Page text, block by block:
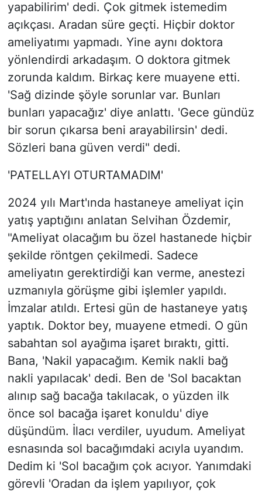
yapabilirim' dedi. Çok gitmek istemedim
açıkçası. Aradan süre geçti. Hiçbir doktor
ameliyatımı yapmadı. Yine aynı doktora
yönlendirdi arkadaşım. O doktora gitmek
zorunda kaldım. Birkaç kere muayene etti.
'Sağ dizinde şöyle sorunlar var. Bunları
bunları yapacağız' diye anlattı. 'Gece gündüz
bir sorun çıkarsa beni arayabilirsin' dedi.
Sözleri bana güven verdi" dedi.
'PATELLAYI OTURTAMADIM'
2024 yılı Mart'ında hastaneye ameliyat için
yatış yaptığını anlatan Selvihan Özdemir,
"Ameliyat olacağım bu özel hastanede hiçbir
şekilde röntgen çekilmedi. Sadece
ameliyatın gerektirdiği kan verme, anestezi
uzmanıyla görüşme gibi işlemler yapıldı.
İmzalar atıldı. Ertesi gün de hastaneye yatış
yaptık. Doktor bey, muayene etmedi. O gün
sabahtan sol ayağıma işaret bıraktı, gitti.
Bana, 'Nakil yapacağım. Kemik nakli bağ
nakli yapılacak' dedi. Ben de 'Sol bacaktan
alınıp sağ bacağa takılacak, o yüzden ilk
önce sol bacağa işaret konuldu' diye
düşündüm. İlacı verdiler, uyudum. Ameliyat
esnasında sol bacağımdaki acıyla uyandım.
Dedim ki 'Sol bacağım çok acıyor. Yanımdaki
görevli 'Oradan da işlem yapılıyor, çok